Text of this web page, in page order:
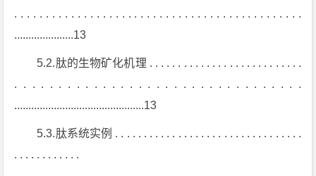
. . . . . . . . . . . . . . . . . . . . . . . . . . . . . . . . . . . . . . . . . . . . . .
.....................13
5.2.肽的生物矿化机理 . . . . . . . . . . . . . . . . . . . . . . . . . . .
. . . . . . . . . . . . . . . . . . . . . . . . . . . . . . . . .
..............................................13
5.3.肽系统实例 . . . . . . . . . . . . . . . . . . . . . . . . . . . . . . . . .
. . . . . . . . . . . .